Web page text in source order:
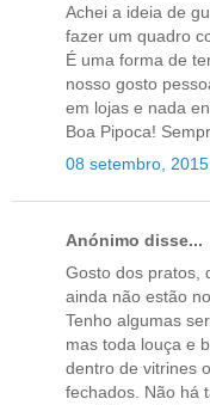
Achei a ideia de
fazer um quadro
É uma forma de
nosso gosto
em lojas e nada
Boa Pipoca!
08 setembro,
Anónimo disse...
Gosto dos pratos,
ainda não estão
Tenho algumas
mas toda louça e
dentro de vitrines
fechados. Não há